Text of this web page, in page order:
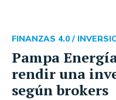
Pampa
rendir una
según brokers
FINANZAS 4.0 /